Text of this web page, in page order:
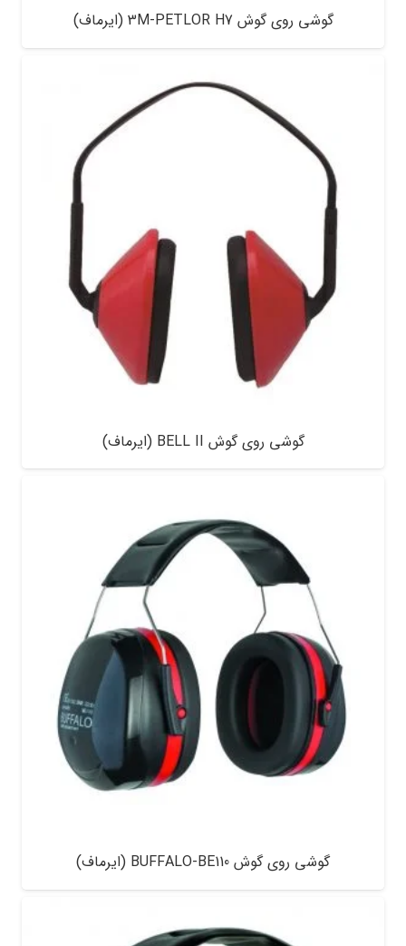
گوشی روی گوش 3M-PETLOR H7 (ایرماف)
گوشی روی گوش BELL II (ایرماف)
گوشی روی گوش BUFFALO-BE110 (ایرماف)